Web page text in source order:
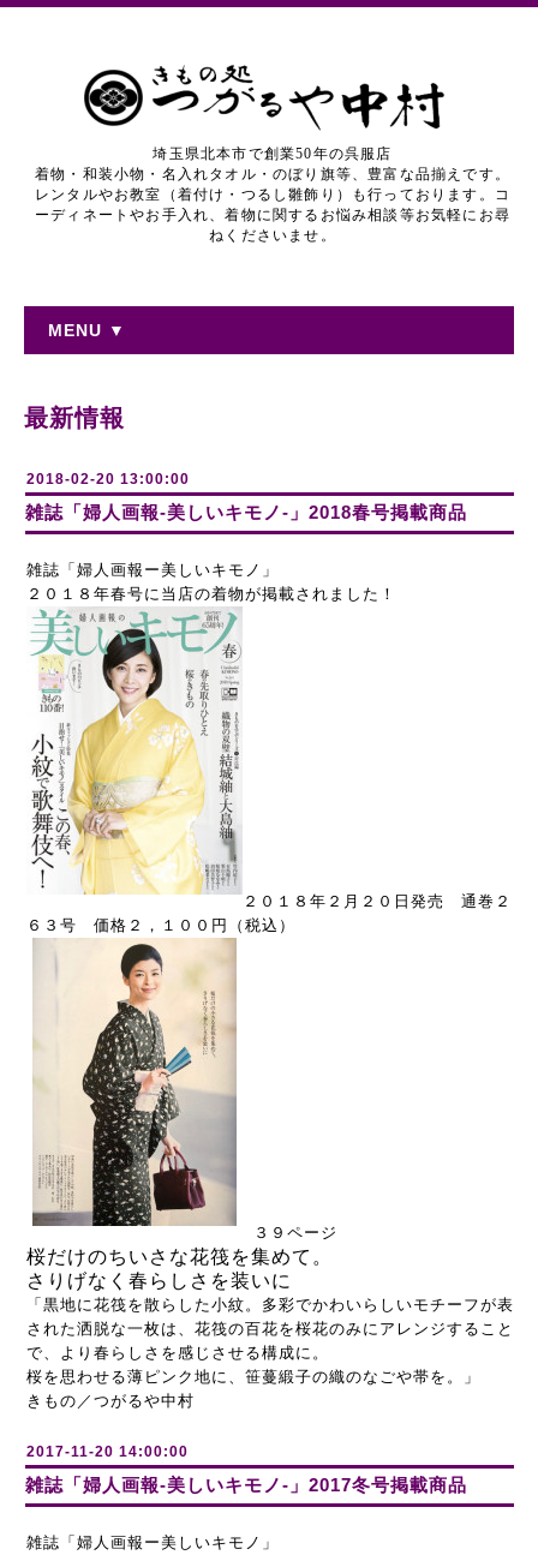
埼玉県北本市で創業50年の呉服店
着物・和装小物・名入れタオル・のぼり旗等、豊富な品揃えです。
レンタルやお教室（着付け・つるし雛飾り）も行っております。コ
ーディネートやお手入れ、着物に関するお悩み相談等お気軽にお尋
ねくださいませ。
MENU ▼
最新情報
2018-02-20 13:00:00
雑誌「婦人画報-美しいキモノ-」2018春号掲載商品
雑誌「婦人画報ー美しいキモノ」
２０１８年春号に当店の着物が掲載されました！
２０１８年２月２０日発売 通巻２
６３号 価格２，１００円（税込）
３９ページ
桜だけのちいさな花筏を集めて。
さりげなく春らしさを装いに
「黒地に花筏を散らした小紋。多彩でかわいらしいモチーフが表
された洒脱な一枚は、花筏の百花を桜花のみにアレンジすること
で、より春らしさを感じさせる構成に。
桜を思わせる薄ピンク地に、笹蔓緞子の織のなごや帯を。」
きもの／つがるや中村
2017-11-20 14:00:00
雑誌「婦人画報-美しいキモノ-」2017冬号掲載商品
雑誌「婦人画報ー美しいキモノ」